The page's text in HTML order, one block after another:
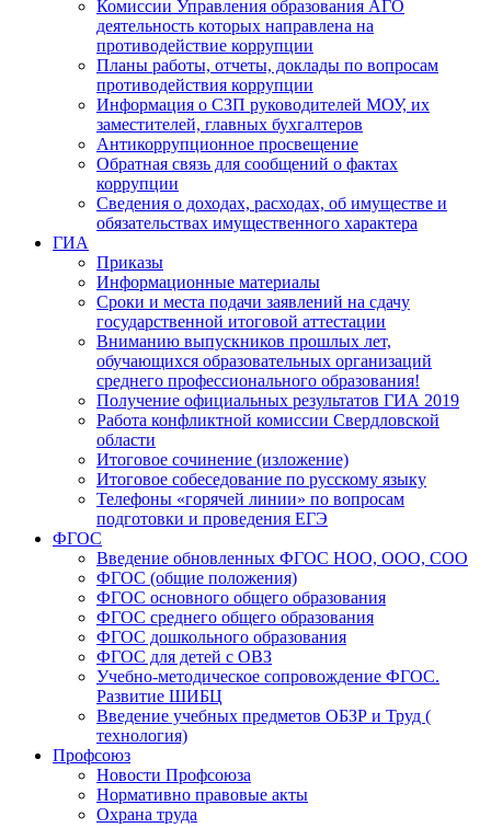
Комиссии Управления образования АГО
деятельность которых направлена на
противодействие коррупции
Планы работы, отчеты, доклады по вопросам
противодействия коррупции
Информация о СЗП руководителей МОУ, их
заместителей, главных бухгалтеров
Антикоррупционное просвещение
Обратная связь для сообщений о фактах
коррупции
Сведения о доходах, расходах, об имуществе и
обязательствах имущественного характера
ГИА
Приказы
Информационные материалы
Сроки и места подачи заявлений на сдачу
государственной итоговой аттестации
Вниманию выпускников прошлых лет,
обучающихся образовательных организаций
среднего профессионального образования!
Получение официальных результатов ГИА 2019
Работа конфликтной комиссии Свердловской
области
Итоговое сочинение (изложение)
Итоговое собеседование по русскому языку
Телефоны «горячей линии» по вопросам
подготовки и проведения ЕГЭ
ФГОС
Введение обновленных ФГОС НОО, ООО, СОО
ФГОС (общие положения)
ФГОС основного общего образования
ФГОС среднего общего образования
ФГОС дошкольного образования
ФГОС для детей с ОВЗ
Учебно-методическое сопровождение ФГОС.
Развитие ШИБЦ
Введение учебных предметов ОБЗР и Труд (
технология)
Профсоюз
Новости Профсоюза
Нормативно правовые акты
Охрана труда